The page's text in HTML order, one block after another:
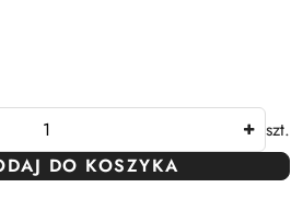
szt.
DO KOSZYKA